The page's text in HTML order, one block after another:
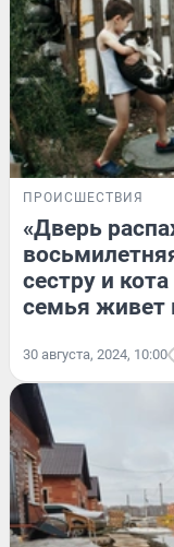
ПРОИСШЕСТВИЯ
«Дверь
сестру и
семья живет
30 августа, 2024, 10:00